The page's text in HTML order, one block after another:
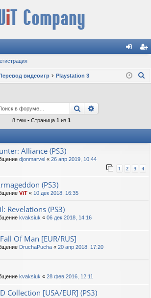
д ис
видеоигр Playstation 3
Поиск
8 тем • Страница 1 из 1
Alliance (PS3)
djonmarvel « 26 апр 2019, 10:44
1 2 3 4
(PS3)
ViT « 10 дек 2018, 16:35
Revelations (PS3)
kvaksiuk « 06 дек 2018, 14:16
Of Man [EUR/RUS]
DruchaPucha « 20 апр 2018, 17:20
kvaksiuk « 28 фев 2016, 12:11
Collection [USA/EUR] (PS3)